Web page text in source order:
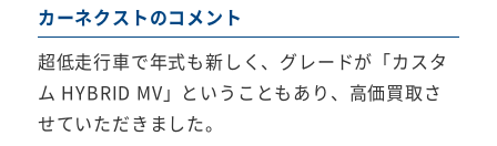
カーネクストのコメント
超低走行車で年式も新しく、グレードが「カスタ
ム HYBRID MV」ということもあり、高価買取さ
せていただきました。